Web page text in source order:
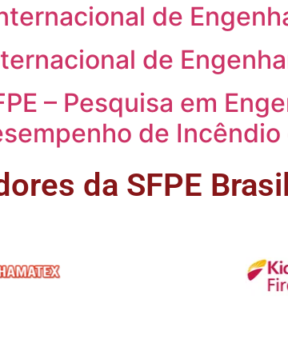
de
de
– Pesquisa em
de
da SFPE Brasil